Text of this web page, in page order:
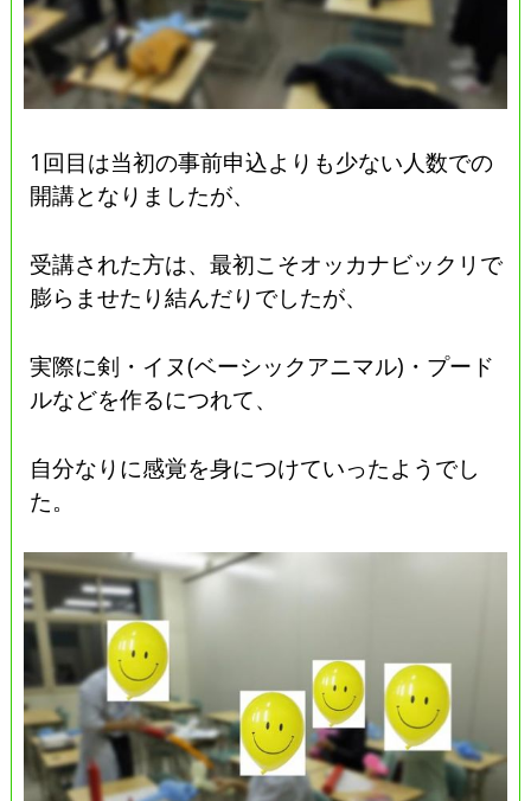
1回目は当初の事前申込よりも少ない人数での
開講となりましたが、
受講された方は、最初こそオッカナビックリで
膨らませたり結んだりでしたが、
実際に剣・イヌ(ベーシックアニマル)・プード
ルなどを作るにつれて、
自分なりに感覚を身につけていったようでし
た。